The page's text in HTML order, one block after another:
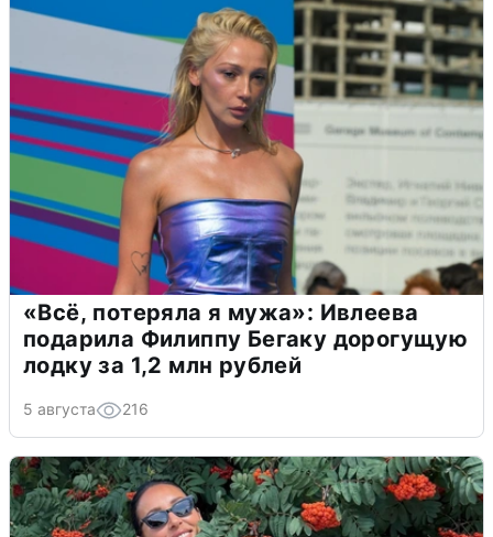
«Всё, потеряла я мужа»: Ивлеева
подарила Филиппу Бегаку дорогущую
лодку за 1,2 млн рублей
5 августа 216